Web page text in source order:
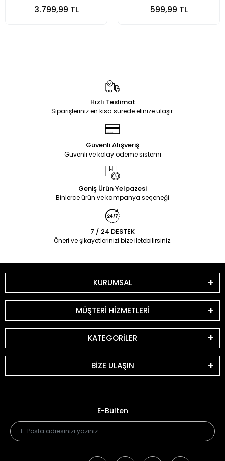
3.799,99 TL 599,99 TL
Hızlı Teslimat
Siparişleriniz en kısa sürede elinize ulaşır.
Güvenli Alışveriş
Güvenli ve kolay ödeme sistemi
Geniş Ürün Yelpazesi
Binlerce ürün ve kampanya seçeneği
7 / 24 DESTEK
Öneri ve şikayetlerinizi bize iletebilirsiniz.
KURUMSAL
MÜŞTERİ HİZMETLERİ
KATEGORİLER
BİZE ULAŞIN
E-Bülten